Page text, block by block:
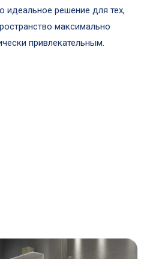
идеальное решение для тех,
максимально
привлекательным.